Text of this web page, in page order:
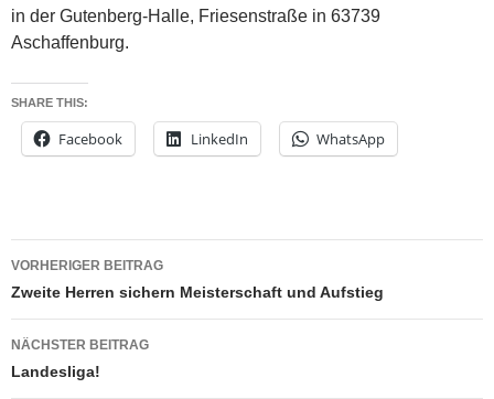
in der Gutenberg-Halle, Friesenstraße in 63739
Aschaffenburg.
SHARE THIS:
Facebook LinkedIn WhatsApp
Beitrags-
Navigation
VORHERIGER BEITRAG
Zweite Herren sichern Meisterschaft und Aufstieg
NÄCHSTER BEITRAG
Landesliga!